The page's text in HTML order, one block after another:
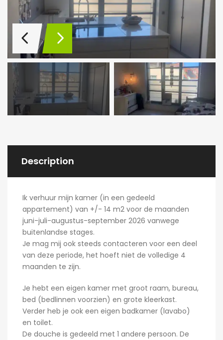
Description
Ik verhuur mijn kamer (in een gedeeld
appartement) van +/- 14 m2 voor de maanden
juni-juli-augustus-september 2026 vanwege
buitenlandse stages.
Je mag mij ook steeds contacteren voor een deel
van deze periode, het hoeft niet de volledige 4
maanden te zijn.
Je hebt een eigen kamer met groot raam, bureau,
bed (bedlinnen voorzien) en grote kleerkast.
Verder heb je ook een eigen badkamer (lavabo)
en toilet.
De douche is gedeeld met 1 andere persoon. De